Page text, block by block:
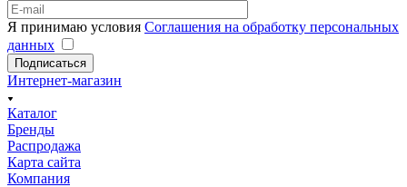
Я принимаю условия Соглашения на обработку персональных
данных
Подписаться
Интернет-магазин
Каталог
Бренды
Распродажа
Карта сайта
Компания